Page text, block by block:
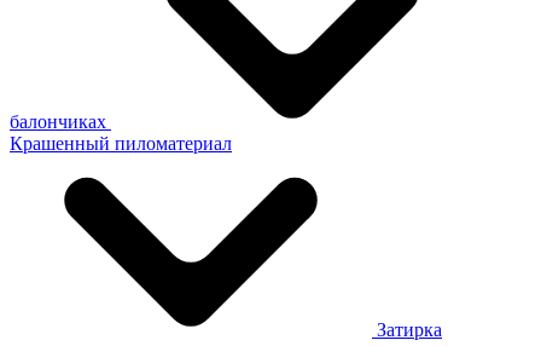
балончиках
Крашенный пиломатериал
Затирка